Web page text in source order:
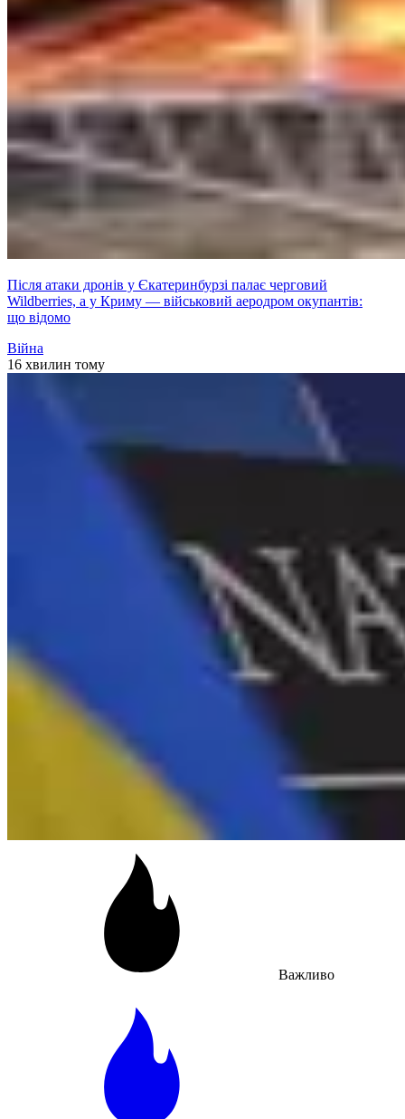
Після атаки дронів у Єкатеринбурзі палає черговий
Wildberries, а у Криму — військовий аеродром окупантів:
що відомо
Війна
16 хвилин тому
Важливо